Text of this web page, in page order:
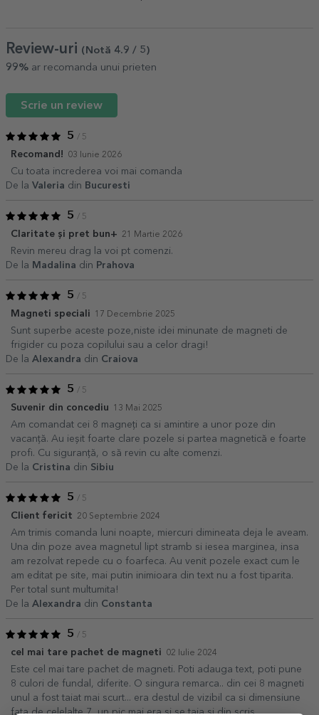
Review-uri (Notă 4.9 / 5 )
99% ar recomanda unui prieten
Scrie un review
5 / 5
Recomand! 03 Iunie 2026
Cu toata increderea voi mai comanda
De la Valeria din Bucuresti
5 / 5
Claritate și pret bun+ 21 Martie 2026
Revin mereu drag la voi pt comenzi.
De la Madalina din Prahova
5 / 5
Magneti speciali 17 Decembrie 2025
Sunt superbe aceste poze,niste idei minunate de magneti de
frigider cu poza copilului sau a celor dragi!
De la Alexandra din Craiova
5 / 5
Suvenir din concediu 13 Mai 2025
Am comandat cei 8 magneți ca si amintire a unor poze din
vacanță. Au ieșit foarte clare pozele si partea magnetică e foarte
profi. Cu siguranță, o să revin cu alte comenzi.
De la Cristina din Sibiu
5 / 5
Client fericit 20 Septembrie 2024
Am trimis comanda luni noapte, miercuri dimineata deja le aveam.
Una din poze avea magnetul lipt stramb si iesea marginea, insa
am rezolvat repede cu o foarfeca. Au venit pozele exact cum le
am editat pe site, mai putin inimioara din text nu a fost tiparita.
Per total sunt multumita!
De la Alexandra din Constanta
5 / 5
cel mai tare pachet de magneti 02 Iulie 2024
Este cel mai tare pachet de magneti. Poti adauga text, poti pune
8 culori de fundal, diferite. O singura remarca.. din cei 8 magneti
unul a fost taiat mai scurt... era destul de vizibil ca si dimensiune
fata de celelalte 7, un pic mai era si se taia si din scris.